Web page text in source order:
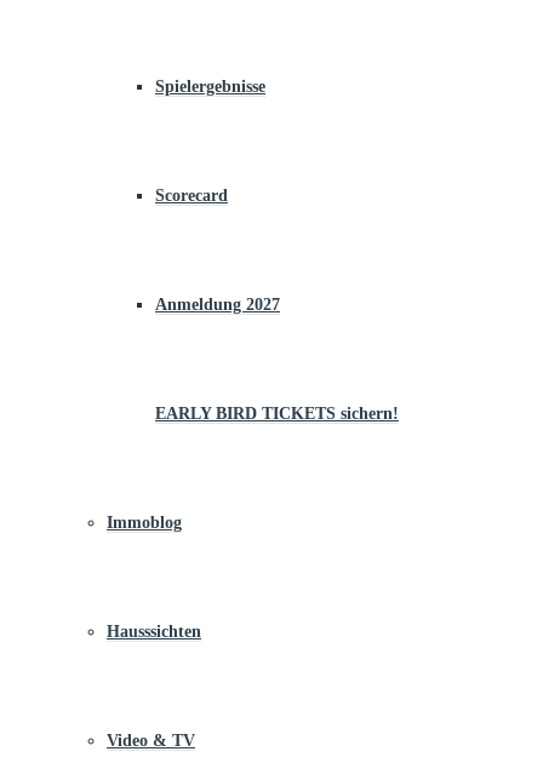
Spielergebnisse
Scorecard
Anmeldung 2027
EARLY BIRD TICKETS sichern!
Immoblog
Hausssichten
Video & TV